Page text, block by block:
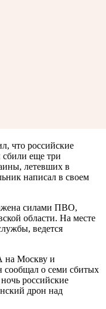
что российские
сбили еще три
летевших в
написал в своем
силами ПВО,
области. На месте
ведется
на Москву и
сообщал о семи сбитых
российские
дрон над